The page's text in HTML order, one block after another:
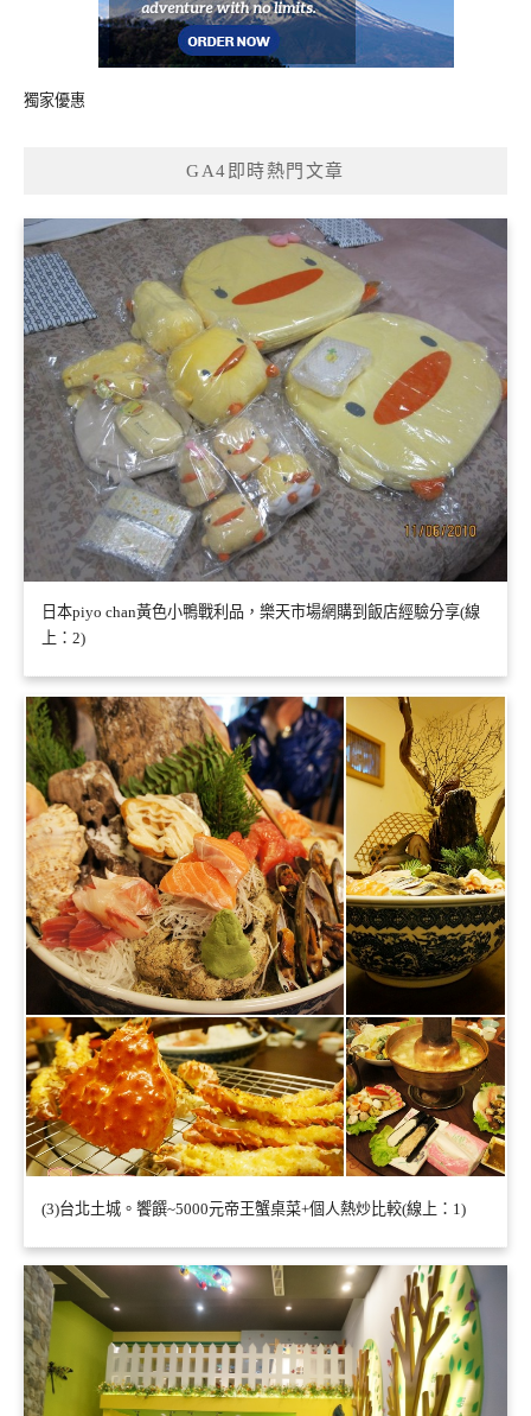
獨家優惠
GA4即時熱門文章
日本piyo chan黃色小鴨戰利品，樂天市場網購到飯店經驗分享(線
上：2)
(3)台北土城。饗饌~5000元帝王蟹桌菜+個人熱炒比較(線上：1)